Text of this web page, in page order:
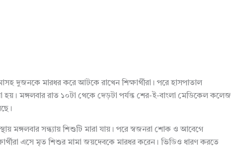
দুজনকে মারধর করে আটকে রাখেন শিক্ষার্থীরা। পরে হাসপাতাল
হয়। মঙ্গলবার রাত ১০টা থেকে দেড়টা পর্যন্ত শের-ই-বাংলা মেডিকেল কলেজ
মঙ্গলবার সন্ধ্যায় শিশুটি মারা যায়। পরে স্বজনরা শোক ও আবেগে
এসে মৃত শিশুর মামা জয়দেবকে মারধর করেন। ভিডিও ধারণ করতে